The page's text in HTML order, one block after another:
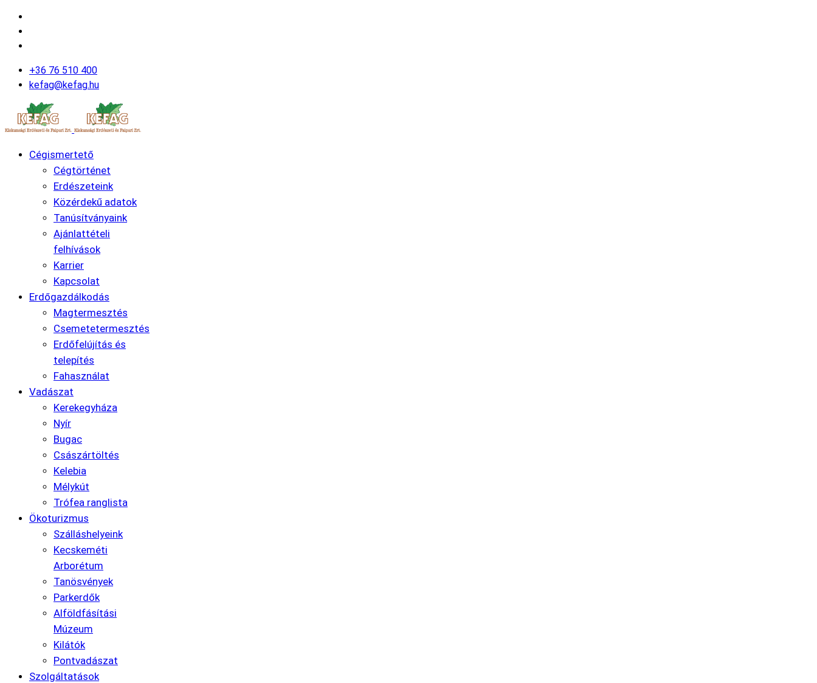
+36 76 510 400
kefag@kefag.hu
Cégismertető
Cégtörténet
Erdészeteink
Közérdekű adatok
Tanúsítványaink
Ajánlattételi
felhívások
Karrier
Kapcsolat
Erdőgazdálkodás
Magtermesztés
Csemetetermesztés
Erdőfelújítás és
telepítés
Fahasználat
Vadászat
Kerekegyháza
Nyír
Bugac
Császártöltés
Kelebia
Mélykút
Trófea ranglista
Ökoturizmus
Szálláshelyeink
Kecskeméti
Arborétum
Tanösvények
Parkerdők
Alföldfásítási
Múzeum
Kilátók
Pontvadászat
Szolgáltatások